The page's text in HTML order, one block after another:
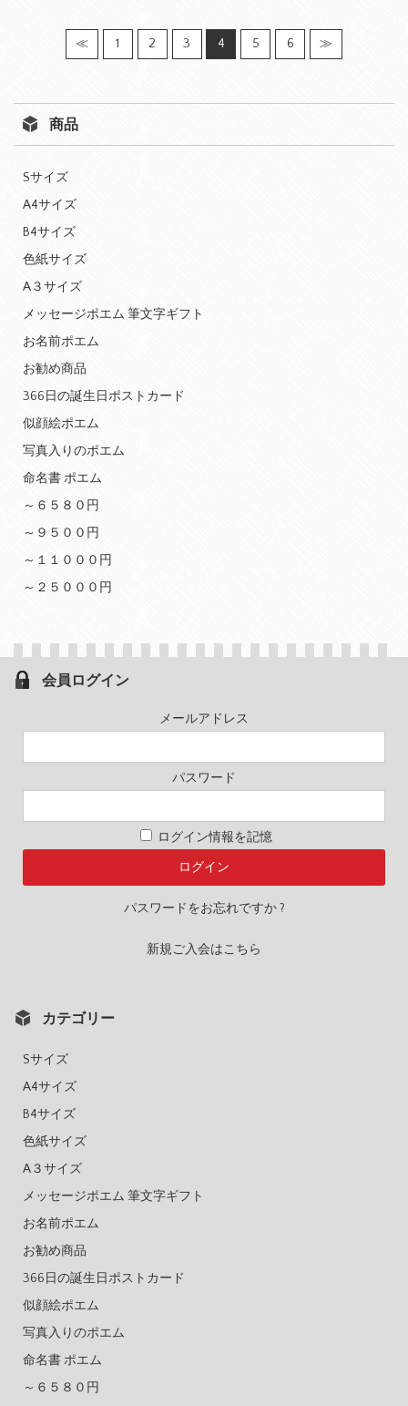
≪ 1 2 3 4 5 6 ≫
商品
Sサイズ
A4サイズ
B4サイズ
色紙サイズ
A３サイズ
メッセージポエム 筆文字ギフト
お名前ポエム
お勧め商品
366日の誕生日ポストカード
似顔絵ポエム
写真入りのポエム
命名書 ポエム
～６５８０円
～９５００円
～１１０００円
～２５０００円
会員ログイン
メールアドレス
パスワード
ログイン情報を記憶
パスワードをお忘れですか ?
新規ご入会はこちら
カテゴリー
Sサイズ
A4サイズ
B4サイズ
色紙サイズ
A３サイズ
メッセージポエム 筆文字ギフト
お名前ポエム
お勧め商品
366日の誕生日ポストカード
似顔絵ポエム
写真入りのポエム
命名書 ポエム
～６５８０円